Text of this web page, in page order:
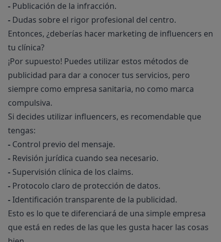
- Publicación de la infracción.
- Dudas sobre el rigor profesional del centro.
Entonces, ¿deberías hacer marketing de influencers en
tu clínica?
¡Por supuesto! Puedes utilizar estos métodos de
publicidad para dar a conocer tus servicios, pero
siempre como empresa sanitaria, no como marca
compulsiva.
Si decides utilizar influencers, es recomendable que
tengas:
- Control previo del mensaje.
- Revisión jurídica cuando sea necesario.
- Supervisión clínica de los claims.
- Protocolo claro de protección de datos.
-Identificación transparente de la publicidad.
Esto es lo que te diferenciará de una simple empresa
que está en redes de las que les gusta hacer las cosas